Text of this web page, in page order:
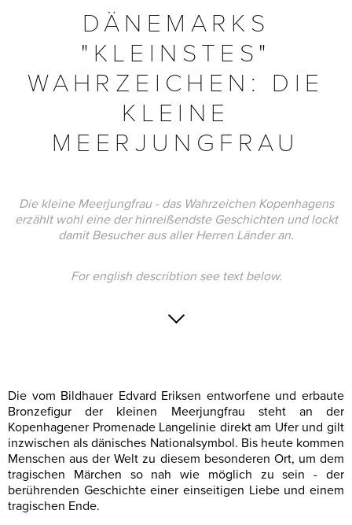
DÄNEMARKS
"KLEINSTES"
WAHRZEICHEN: DIE
KLEINE
MEERJUNGFRAU
Die kleine Meerjungfrau - das Wahrzeichen Kopenhagens
erzählt wohl eine der hinreißendste Geschichten und lockt
damit Besucher aus aller Herren Länder an.
For english describtion see text below.
Die vom Bildhauer Edvard Eriksen entworfene und erbaute
Bronzefigur der kleinen Meerjungfrau steht an der
Kopenhagener Promenade Langelinie direkt am Ufer und gilt
inzwischen als dänisches Nationalsymbol. Bis heute kommen
Menschen aus der Welt zu diesem besonderen Ort, um dem
tragischen Märchen so nah wie möglich zu sein - der
berührenden Geschichte einer einseitigen Liebe und einem
tragischen Ende.